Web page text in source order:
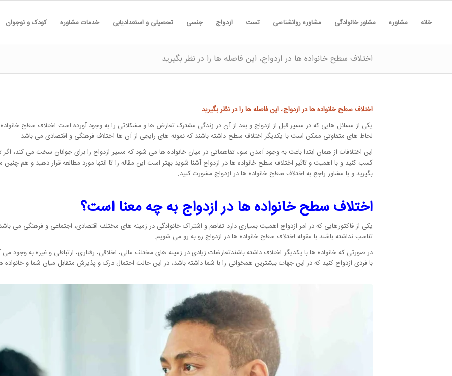
خانه مشاوره مشاور خانوادگی مشاوره روانشناسی تست ازدواج جنسی تحصیلی و استعدادیابی خدمات مشاوره کودک و نوجوان
اختلاف سطح خانواده ها در ازدواج، این فاصله ها را در نظر بگیرید
اختلاف سطح خانواده ها در ازدواج، این فاصله ها را در نظر بگیرید
یکی از مسائل هایی که در مسیر قبل از ازدواج و بعد از آن در زندگی مشترک تعارض ها و مشکلاتی را به وجود آورده است اختلاف سطح
لحاظ های متفاوتی ممکن است با یکدیگر اختلاف سطح داشته باشند که نمونه های رایجی از آن ها اختلاف فرهنگی و اقتصادی می باشد.
این اختلافات از همان ابتدا باعث به وجود آمدن سوء تفاهماتی در میان خانواده ها می شود که مسیر ازدواج را برای جوانان سخت می کند،
کسب کنید و با اهمیت و تاثیر اختلاف سطح خانواده ها در ازدواج آشنا شوید بهتر است این مقاله را تا انتها مورد مطالعه قرار دهید و هم
بگیرید و با مشاور راجع به اختلاف سطح خانواده ها در ازدواج مشورت کنید.
اختلاف سطح خانواده ها در ازدواج به چه معنا است؟
یکی از فاکتورهایی که در امر ازدواج اهمیت بسیاری دارد تفاهم و اشتراک خانوادگی در زمینه های مختلف اقتصادی، اجتماعی و فرهنگی می
تناسب نداشته باشند با مقوله اختلاف سطح خانواده ها در ازدواج رو به رو می شویم.
در صورتی که خانواده ها با یکدیگر اختلاف داشته باشندتعارضات زیادی در زمینه های مختلف مالی، اخلاقی، رفتاری، ارتباطی و غیره به وجود
با فردی ازدواج کنید که در این جهات بیشترین همخوانی را با شما داشته باشد، در این حالت احتمال درک و پذیرش متقابل میان شما و